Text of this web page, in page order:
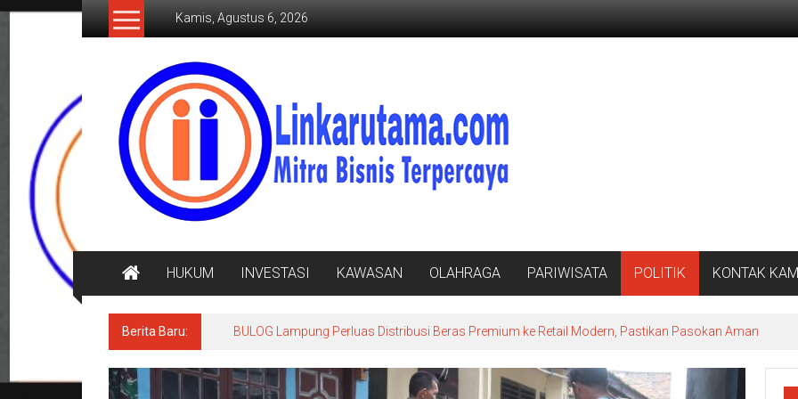
Lompat
Kamis, Agustus 6, 2026
LINKARUTAMA.COM
Mitra
Bisnis
Terpercaya
HUKUM INVESTASI KAWASAN OLAHRAGA PARIWISATA POLITIK KONTAK
Berita Baru: BULOG Lampung Perluas Distribusi Beras Premium ke Retail Modern, Pastikan Pasokan Aman